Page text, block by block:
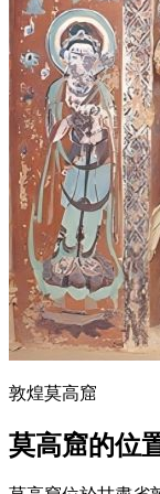
敦煌莫高窟
莫高窟的位